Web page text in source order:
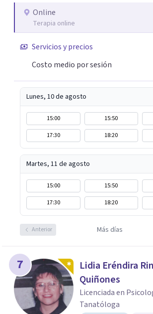
Puedes reservar tu primera sesión
perfil.
Online
Terapia online
Servicios y precios
Costo medio por sesión
Lunes, 10 de agosto
15:00 15:50
17:30
18:20
Martes, 11 de agosto
15:00 15:50
17:30
18:20
Anterior Más días
7
Lidia Eréndira
Quiñones
Licenciada en
Tanatóloga